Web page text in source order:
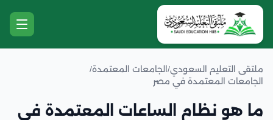
ملتقى التعليم السعودي/ الجامعات المعتمدة/
الجامعات المعتمدة في مصر
ما هو نظام الساعات المعتمدة في